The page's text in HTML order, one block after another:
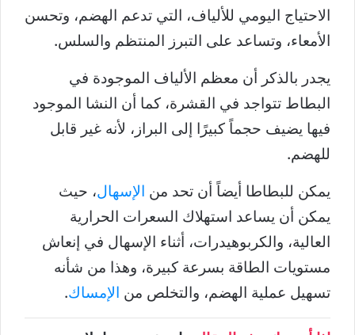
الاحتياج اليومي للألياف، التي تدعم الهضم، وتحسن
الأمعاء، وتساعد على التبرز المنتظم والسلس.
يجدر بالذكر أن معظم الألياف الموجودة في
البطاط تتواجد في القشرة، كما أن النشا الموجود
فيها يضيف حجماً كبيرًا إلى البراز، لأنه غير قابل
للهضم.
يمكن للبطاطا أيضاً أن تحد من الإسهال، حيث
يمكن أن يساعد استهلاك السعرات الحرارية
العالية، والكربوهيدرات، أثناء الإسهال في إنعاش
مستويات الطاقة بسرعة كبيرة، وهذا من شأنه
تسهيل عملية الهضم، والتخلص من الإمساك.